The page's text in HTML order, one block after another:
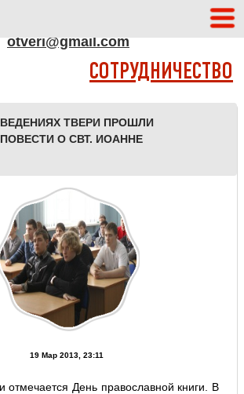
otveri@gmail.com
СОТРУДНИЧЕСТВО
ТВЕРИ ПРОШЛИ
О СВТ. ИОАННЕ
19 Мар 2013, 23:11
отмечается День православной книги. В